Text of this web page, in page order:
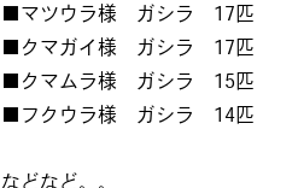
■マツウラ様 ガシラ 17匹
■クマガイ様 ガシラ 17匹
■クマムラ様 ガシラ 15匹
■フクウラ様 ガシラ 14匹
などなど。。